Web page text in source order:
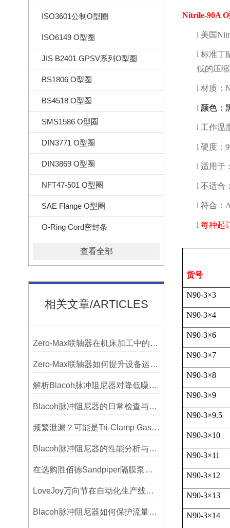
ISO3601公制O型圈
ISO6149 O型圈
JIS B2401 GPSV系列O型圈
BS1806 O型圈
BS4518 O型圈
SMS1586 O型圈
DIN3771 O型圈
DIN3869 O型圈
NFT47-501 O型圈
SAE Flange O型圈
O-Ring Cord密封条
查看全部
相关文章/ARTICLES
Zero-Max联轴器在机床加工中的应用及精度保证方法
Zero-Max联轴器如何提升设备运行精度？
解析Blacoh脉冲阻尼器对降低噪音的显著作用
Blacoh脉冲阻尼器的日常检查与预防性维护清单
频繁泄漏？可能是Tri-Clamp Gasket垫圈安装的这5个误区导致的
Blacoh脉冲阻尼器的性能分析与测试方法
在选购胜佰德Sandpiper隔膜泵时应该注意哪些关键参数？
LoveJoy万向节在自动化生产线中的核心作用
Blacoh脉冲阻尼器如何保护流量计、压力开关和管路附件？
Nitrile-90A O
l 美国
l 标准丁
低的压
l 材质：
l 颜色：
l 工作温
l 硬度：
l 适用于
l 不适合
l 符合：
l 每种起
货号
N90-3×3
N90-3×4
N90-3×6
N90-3×7
N90-3×8
N90-3×9
N90-3×9.5
N90-3×10
N90-3×11
N90-3×12
N90-3×13
N90-3×14